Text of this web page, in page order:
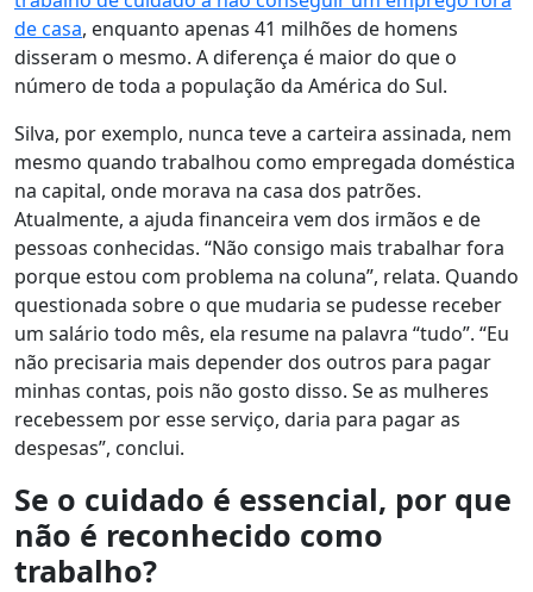
de casa, enquanto apenas 41 milhões de homens
disseram o mesmo. A diferença é maior do que o
número de toda a população da América do Sul.
Silva, por exemplo, nunca teve a carteira assinada, nem
mesmo quando trabalhou como empregada doméstica
na capital, onde morava na casa dos patrões.
Atualmente, a ajuda financeira vem dos irmãos e de
pessoas conhecidas. “Não consigo mais trabalhar fora
porque estou com problema na coluna”, relata. Quando
questionada sobre o que mudaria se pudesse receber
um salário todo mês, ela resume na palavra “tudo”. “Eu
não precisaria mais depender dos outros para pagar
minhas contas, pois não gosto disso. Se as mulheres
recebessem por esse serviço, daria para pagar as
despesas”, conclui.
Se o cuidado é essencial, por que
não é reconhecido como
trabalho?